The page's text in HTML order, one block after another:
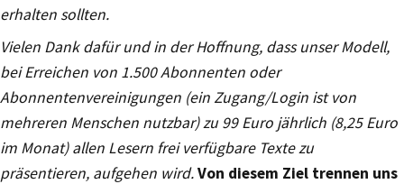
erhalten sollten.
Vielen Dank dafür und in der Hoffnung, dass unser Modell,
bei Erreichen von 1.500 Abonnenten oder
Abonnentenvereinigungen (ein Zugang/Login ist von
mehreren Menschen nutzbar) zu 99 Euro jährlich (8,25 Euro
im Monat) allen Lesern frei verfügbare Texte zu
präsentieren, aufgehen wird.Von diesem Ziel trennen uns